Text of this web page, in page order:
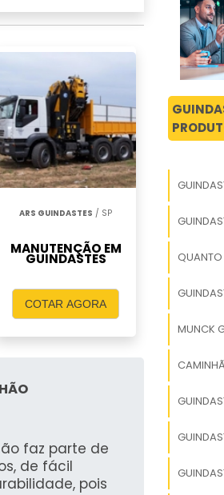
ARS GUINDASTES / SP
MANUTENÇÃO EM
GUINDASTES
COTAR AGORA
faz parte de
de fácil
pois
QUANTO
MUNCK